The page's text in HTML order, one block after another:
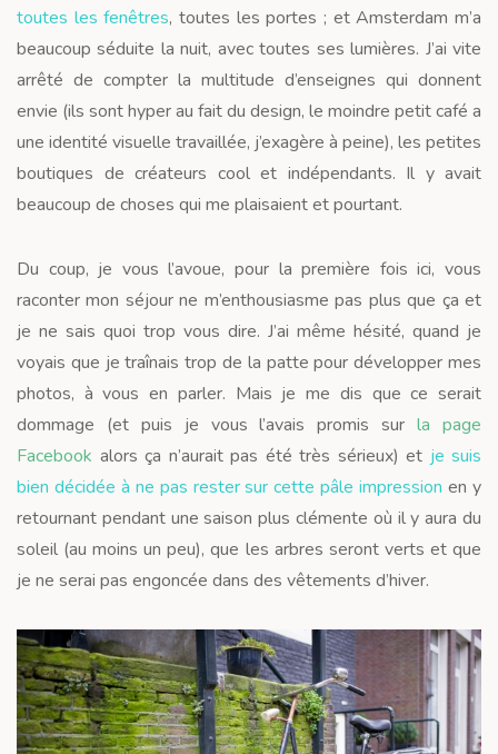
toutes les fenêtres, toutes les portes ; et Amsterdam m’a
beaucoup séduite la nuit, avec toutes ses lumières. J’ai vite
arrêté de compter la multitude d’enseignes qui donnent
envie (ils sont hyper au fait du design, le moindre petit café a
une identité visuelle travaillée, j’exagère à peine), les petites
boutiques de créateurs cool et indépendants. Il y avait
beaucoup de choses qui me plaisaient et pourtant.
Du coup, je vous l’avoue, pour la première fois ici, vous
raconter mon séjour ne m’enthousiasme pas plus que ça et
je ne sais quoi trop vous dire. J’ai même hésité, quand je
voyais que je traînais trop de la patte pour développer mes
photos, à vous en parler. Mais je me dis que ce serait
dommage (et puis je vous l’avais promis surla page
Facebook alors ça n’aurait pas été très sérieux) et je suis
bien décidée à ne pas rester sur cette pâle impression en y
retournant pendant une saison plus clémente où il y aura du
soleil (au moins un peu), que les arbres seront verts et que
je ne serai pas engoncée dans des vêtements d’hiver.